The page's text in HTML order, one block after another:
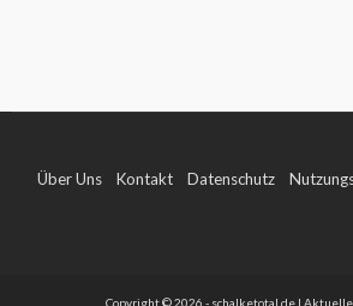
Über Uns Kontakt Datenschutz
Copyright © 2026 - schalketotal.de |